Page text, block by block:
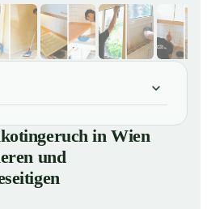
in Wien gesucht:
beseitigen
in Wien nachhaltig
in Wien
und